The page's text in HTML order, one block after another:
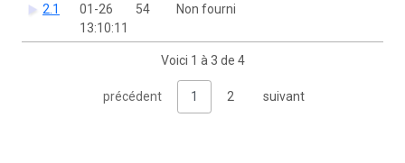
2.1
01-26
13:10:11
54 Non fourni
Voici 1 à 3 de 4
précédent 1 2 suivant